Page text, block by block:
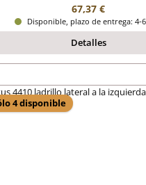
Precio normal:
67,37 €
Disponible, plazo de entrega: 4-
Detalles
4 disponible